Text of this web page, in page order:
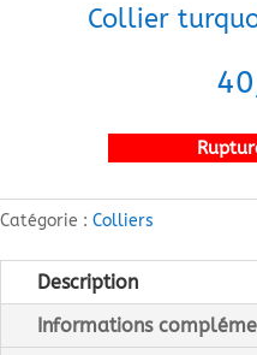
Collier
Catégorie : Colliers
Description
Informations